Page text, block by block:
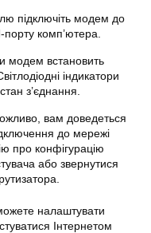
підключіть модем до
комп’ютера.
модем встановить
індикатори
з’єднання.
вам доведеться
до мережі
про конфігурацію
або звернутися
налаштувати
Інтернетом